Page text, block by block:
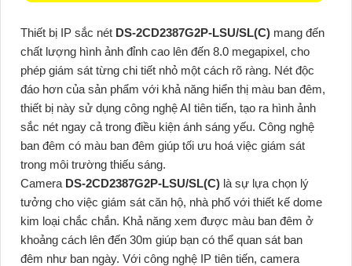
Thiết bị IP sắc nét DS-2CD2387G2P-LSU/SL(C) mang đến
chất lượng hình ảnh đỉnh cao lên đến 8.0 megapixel, cho
phép giám sát từng chi tiết nhỏ một cách rõ ràng. Nét độc
đáo hơn của sản phẩm với khả năng hiển thị màu ban đêm,
thiết bị này sử dụng công nghệ AI tiên tiến, tạo ra hình ảnh
sắc nét ngay cả trong điều kiện ánh sáng yếu. Công nghệ
ban đêm có màu ban đêm giúp tối ưu hoá việc giám sát
trong môi trường thiếu sáng.
Camera DS-2CD2387G2P-LSU/SL(C) là sự lựa chọn lý
tưởng cho việc giám sát căn hộ, nhà phố với thiết kế dome
kim loại chắc chắn. Khả năng xem được màu ban đêm ở
khoảng cách lên đến 30m giúp bạn có thể quan sát ban
đêm như ban ngày. Với công nghệ IP tiên tiến, camera